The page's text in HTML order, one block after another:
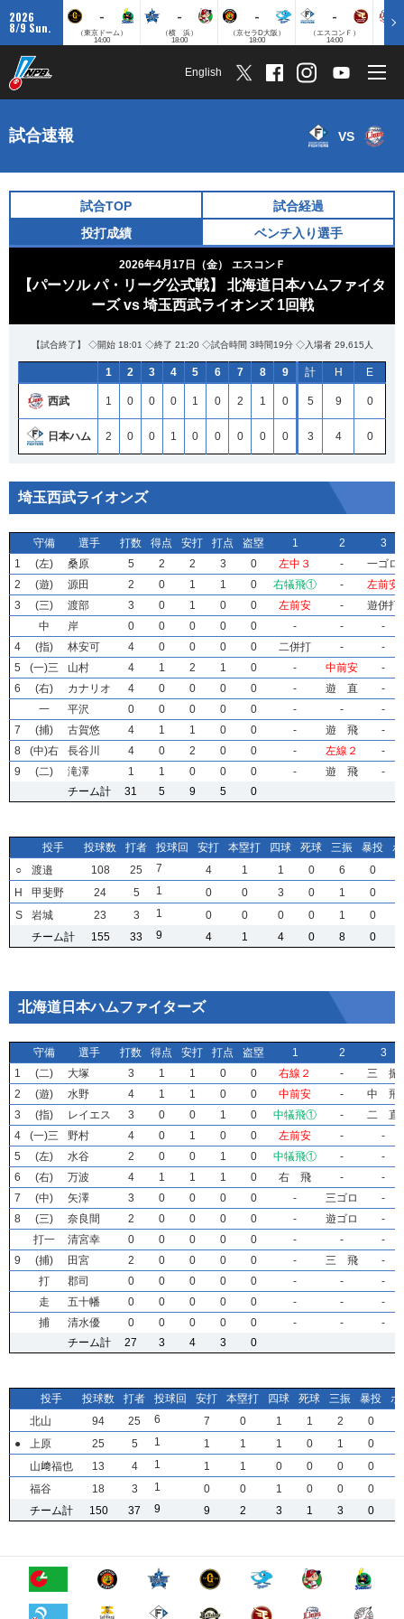
2026
8/9 Sun.
-
（東京ドーム）
14:00
-
（横 浜）
18:00
-
（京セラD大阪）
18:00
-
（エスコンＦ）
14:00
English
試合速報 VS
試合TOP
試合経過
投打成績
ベンチ入り選手
2026年4月17日（金） エスコンＦ
【パーソル パ・リーグ公式戦】 北海道日本ハムファイタ
ーズ vs 埼玉西武ライオンズ 1回戦
【試合終了】 ◇開始 18:01 ◇終了 21:20 ◇試合時間 3時間19分 ◇入場者 29,615人
1 2 3 4 5 6 7 8 9 計 H E
西武 1 0 0 0 1 0 2 1 0 5 9 0
日本ハム 2 0 0 1 0 0 0 0 0 3 4 0
埼玉西武ライオンズ
守備 選手 打数 得点 安打 打点 盗塁 1 2
3
1
(左) 桑原 5 2 2 3 0 左中３ -
一ゴロ
2
(遊) 源田 2 0 1 1 0 右犠飛① -
左前安
3
(三) 渡部 3 0 1 0 0 左前安 -
遊併打
中
岸 0 0 0 0 0 - -
-
4
(指) 林安可 4 0 0 0 0 二併打 -
-
5
(一)三 山村 4 1 2 1 0 - 中前安
-
6
(右) カナリオ 4 0 0 0 0 - 遊 直
-
一
平沢 0 0 0 0 0 - -
-
7
(捕) 古賀悠 4 1 1 0 0 - 遊 飛
-
8
(中)右 長谷川 4 0 2 0 0 - 左線２
-
9
(二) 滝澤 1 1 0 0 0 - 遊 飛
-
チーム計
31 5 9 5 0
守備 選手 打数 得点 安打 打点 盗塁 1 2
3
1
(左) 桑原 5 2 2 3 0 左中３ -
一ゴロ
2
(遊) 源田 2 0 1 1 0 右犠飛① -
左前安
3
(三) 渡部 3 0 1 0 0 左前安 -
遊併打
中
岸 0 0 0 0 0 - -
-
4
(指) 林安可 4 0 0 0 0 二併打 -
-
5
(一)三 山村 4 1 2 1 0 - 中前安
-
6
(右) カナリオ 4 0 0 0 0 - 遊 直
-
一
平沢 0 0 0 0 0 - -
-
7
(捕) 古賀悠 4 1 1 0 0 - 遊 飛
-
8
(中)右 長谷川 4 0 2 0 0 - 左線２
-
9
(二) 滝澤 1 1 0 0 0 - 遊 飛
-
チーム計
31 5 9 5 0
守備 選手 打数 得点 安打 打点 盗塁 1 2
3
1
(左) 桑原 5 2 2 3 0 左中３ -
一ゴロ
2
(遊) 源田 2 0 1 1 0 右犠飛① -
左前安
3
(三) 渡部 3 0 1 0 0 左前安 -
遊併打
中
岸 0 0 0 0 0 - -
-
4
(指) 林安可 4 0 0 0 0 二併打 -
-
5
(一)三 山村 4 1 2 1 0 - 中前安
-
6
(右) カナリオ 4 0 0 0 0 - 遊 直
-
一
平沢 0 0 0 0 0 - -
-
7
(捕) 古賀悠 4 1 1 0 0 - 遊 飛
-
8
(中)右 長谷川 4 0 2 0 0 - 左線２
-
9
(二) 滝澤 1 1 0 0 0 - 遊 飛
-
チーム計
31 5 9 5 0
守備 選手 打数 得点 安打 打点 盗塁 1 2
3
1
(左) 桑原 5 2 2 3 0 左中３ -
一ゴロ
2
(遊) 源田 2 0 1 1 0 右犠飛① -
左前安
3
(三) 渡部 3 0 1 0 0 左前安 -
遊併打
中
岸 0 0 0 0 0 - -
-
4
(指) 林安可 4 0 0 0 0 二併打 -
-
5
(一)三 山村 4 1 2 1 0 - 中前安
-
6
(右) カナリオ 4 0 0 0 0 - 遊 直
-
一
平沢 0 0 0 0 0 - -
-
7
(捕) 古賀悠 4 1 1 0 0 - 遊 飛
-
8
(中)右 長谷川 4 0 2 0 0 - 左線２
-
9
(二) 滝澤 1 1 0 0 0 - 遊 飛
-
チーム計
31 5 9 5 0
投手 投球数 打者 投球回 安打 本塁打 四球 死球 三振 暴投
○
渡邉 108 25 7 4 1 1 0 6
0
H
甲斐野 24 5 1 0 0 3 0 1
0
S
岩城 23 3 1 0 0 0 0 1
0
チーム計
155 33 9 4 1 4 0 8 0
投手 投球数 打者 投球回 安打 本塁打 四球 死球 三振 暴投
○
渡邉 108 25 7 4 1 1 0 6
0
H
甲斐野 24 5 1 0 0 3 0 1
0
S
岩城 23 3 1 0 0 0 0 1
0
チーム計
155 33 9 4 1 4 0 8 0
投手 投球数 打者 投球回 安打 本塁打 四球 死球 三振 暴投
○
渡邉 108 25 7 4 1 1 0 6
0
H
甲斐野 24 5 1 0 0 3 0 1
0
S
岩城 23 3 1 0 0 0 0 1
0
チーム計
155 33 9 4 1 4 0 8 0
投手 投球数 打者 投球回 安打 本塁打 四球 死球 三振 暴投
○
渡邉 108 25 7 4 1 1 0 6
0
H
甲斐野 24 5 1 0 0 3 0 1
0
S
岩城 23 3 1 0 0 0 0 1
0
チーム計
155 33 9 4 1 4 0 8 0
北海道日本ハムファイターズ
守備 選手 打数 得点 安打 打点 盗塁 1 2
3
1
(二) 大塚 3 1 1 0 0 右線２ -
三 振
2
(遊) 水野 4 1 1 0 0 中前安 -
中 飛
3
(指) レイエス 3 0 0 1 0 中犠飛① -
二 直
4
(一)三 野村 4 0 1 0 0 左前安 -
-
5
(左) 水谷 2 0 0 1 0 中犠飛① -
-
6
(右) 万波 4 1 1 1 0 右 飛 -
-
7
(中) 矢澤 3 0 0 0 0 - 三ゴロ
-
8
(三) 奈良間 2 0 0 0 0 - 遊ゴロ
-
打一
清宮幸 0 0 0 0 0 - -
-
9
(捕) 田宮 2 0 0 0 0 - 三 飛
-
打
郡司 0 0 0 0 0 - -
-
走
五十幡 0 0 0 0 0 - -
-
捕
清水優 0 0 0 0 0 - -
-
チーム計
27 3 4 3 0
守備 選手 打数 得点 安打 打点 盗塁 1 2
3
1
(二) 大塚 3 1 1 0 0 右線２ -
三 振
2
(遊) 水野 4 1 1 0 0 中前安 -
中 飛
3
(指) レイエス 3 0 0 1 0 中犠飛① -
二 直
4
(一)三 野村 4 0 1 0 0 左前安 -
-
5
(左) 水谷 2 0 0 1 0 中犠飛① -
-
6
(右) 万波 4 1 1 1 0 右 飛 -
-
7
(中) 矢澤 3 0 0 0 0 - 三ゴロ
-
8
(三) 奈良間 2 0 0 0 0 - 遊ゴロ
-
打一
清宮幸 0 0 0 0 0 - -
-
9
(捕) 田宮 2 0 0 0 0 - 三 飛
-
打
郡司 0 0 0 0 0 - -
-
走
五十幡 0 0 0 0 0 - -
-
捕
清水優 0 0 0 0 0 - -
-
チーム計
27 3 4 3 0
守備 選手 打数 得点 安打 打点 盗塁 1 2
3
1
(二) 大塚 3 1 1 0 0 右線２ -
三 振
2
(遊) 水野 4 1 1 0 0 中前安 -
中 飛
3
(指) レイエス 3 0 0 1 0 中犠飛① -
二 直
4
(一)三 野村 4 0 1 0 0 左前安 -
-
5
(左) 水谷 2 0 0 1 0 中犠飛① -
-
6
(右) 万波 4 1 1 1 0 右 飛 -
-
7
(中) 矢澤 3 0 0 0 0 - 三ゴロ
-
8
(三) 奈良間 2 0 0 0 0 - 遊ゴロ
-
打一
清宮幸 0 0 0 0 0 - -
-
9
(捕) 田宮 2 0 0 0 0 - 三 飛
-
打
郡司 0 0 0 0 0 - -
-
走
五十幡 0 0 0 0 0 - -
-
捕
清水優 0 0 0 0 0 - -
-
チーム計
27 3 4 3 0
守備 選手 打数 得点 安打 打点 盗塁 1 2
3
1
(二) 大塚 3 1 1 0 0 右線２ -
三 振
2
(遊) 水野 4 1 1 0 0 中前安 -
中 飛
3
(指) レイエス 3 0 0 1 0 中犠飛① -
二 直
4
(一)三 野村 4 0 1 0 0 左前安 -
-
5
(左) 水谷 2 0 0 1 0 中犠飛① -
-
6
(右) 万波 4 1 1 1 0 右 飛 -
-
7
(中) 矢澤 3 0 0 0 0 - 三ゴロ
-
8
(三) 奈良間 2 0 0 0 0 - 遊ゴロ
-
打一
清宮幸 0 0 0 0 0 - -
-
9
(捕) 田宮 2 0 0 0 0 - 三 飛
-
打
郡司 0 0 0 0 0 - -
-
走
五十幡 0 0 0 0 0 - -
-
捕
清水優 0 0 0 0 0 - -
-
チーム計
27 3 4 3 0
投手 投球数 打者 投球回 安打 本塁打 四球 死球 三振 暴投
ボ
北山
94 25 6 7 0 1 1 2 0
●
上原 25 5 1 1 1 1 0 1 0
山﨑福也
13 4 1 1 1 0 0 0 0
福谷
18 3 1 0 0 1 0 0 0
チーム計
150 37 9 9 2 3 1 3 0
投手 投球数 打者 投球回 安打 本塁打 四球 死球 三振 暴投
ボ
北山
94 25 6 7 0 1 1 2 0
●
上原 25 5 1 1 1 1 0 1 0
山﨑福也
13 4 1 1 1 0 0 0 0
福谷
18 3 1 0 0 1 0 0 0
チーム計
150 37 9 9 2 3 1 3 0
投手 投球数 打者 投球回 安打 本塁打 四球 死球 三振 暴投
ボ
北山
94 25 6 7 0 1 1 2 0
●
上原 25 5 1 1 1 1 0 1 0
山﨑福也
13 4 1 1 1 0 0 0 0
福谷
18 3 1 0 0 1 0 0 0
チーム計
150 37 9 9 2 3 1 3 0
投手 投球数 打者 投球回 安打 本塁打 四球 死球 三振 暴投
ボ
北山
94 25 6 7 0 1 1 2 0
●
上原 25 5 1 1 1 1 0 1 0
山﨑福也
13 4 1 1 1 0 0 0 0
福谷
18 3 1 0 0 1 0 0 0
チーム計
150 37 9 9 2 3 1 3 0